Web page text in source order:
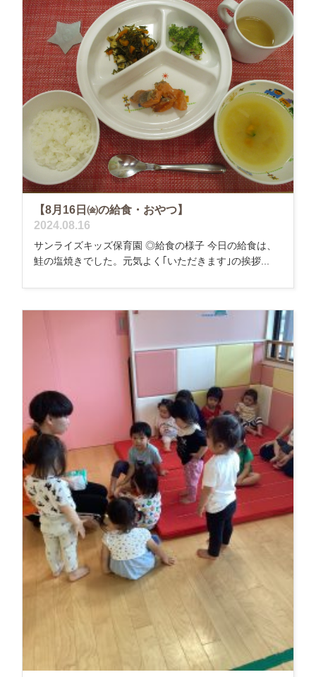
【8月16日㈮の給食・おやつ】
2024.08.16
サンライズキッズ保育園 ◎給食の様子 今日の給食は、
鮭の塩焼きでした。元気よく｢いただきます｣の挨拶...